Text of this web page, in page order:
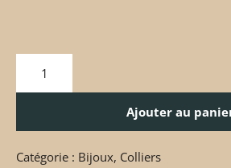
Ajouter au
Catégorie : Bijoux, Colliers